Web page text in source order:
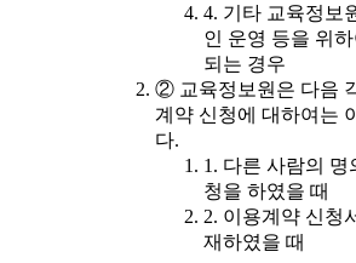
4. 기타 교육정보
인 운영 등을 위
되는 경우
② 교육정보원은 다음
계약 신청에 대하여는
다.
1. 다른 사람의
청을 하였을 때
2. 이용계약 신청
재하였을 때